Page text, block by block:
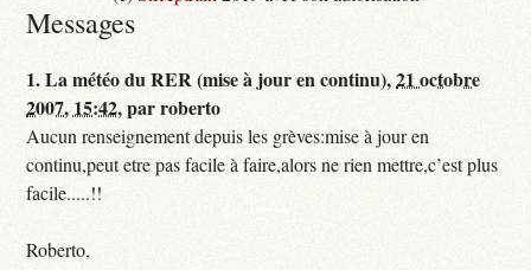
Messages
1.La météo du RER (mise à jour en continu),21 octobre
2007, 15:42,parroberto
Aucun renseignement depuis les grèves:mise à jour en
continu,peut etre pas facile à faire,alors ne rien mettre,c’est plus
facile.....!!
Roberto,